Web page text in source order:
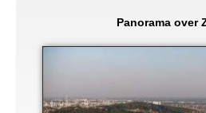
Panorama over